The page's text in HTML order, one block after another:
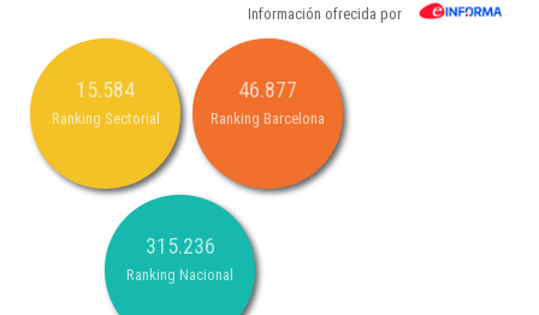
Información ofrecida por
15.584
Ranking Sectorial
46.877
Ranking Barcelona
315.236
Ranking Nacional